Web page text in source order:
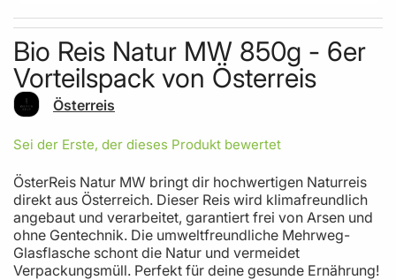
Skip to the beginning of the images gallery
Bio Reis Natur MW 850g - 6er
Vorteilspack von Österreis
Österreis
Sei der Erste, der dieses Produkt bewertet
ÖsterReis Natur MW bringt dir hochwertigen Naturreis
direkt aus Österreich. Dieser Reis wird klimafreundlich
angebaut und verarbeitet, garantiert frei von Arsen und
ohne Gentechnik. Die umweltfreundliche Mehrweg-
Glasflasche schont die Natur und vermeidet
Verpackungsmüll. Perfekt für deine gesunde Ernährung!